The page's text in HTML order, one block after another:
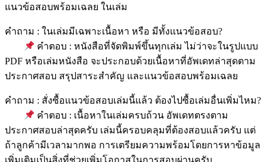
แนวข้อสอบพร้อมเฉลย ในเล่ม
คำถาม : ในเล่มมีเฉพาะเนื้อหา หรือ มีทั้งแนวข้อสอบ?
คำตอบ : หนังสือที่จัดพิมพ์ขึ้นทุกเล่ม ไม่ว่าจะในรูปแบบ
PDF หรือเล่มหนังสือ จะประกอบด้วยเนื้อหาที่อัพเดทล่าสุดตาม
ประกาศสอบ สรุปสาระสำคัญ และแนวข้อสอบพร้อมเฉลย
คำถาม : สั่งซื้อแนวข้อสอบเล่มนี้แล้ว ต้องไปซื้อเล่มอื่นเพิ่มไหม?
คำตอบ : เนื้อหาในเล่มครบถ้วน อัพเดทตรงตาม
ประกาศสอบล่าสุดครับ เล่มนี้ครอบคลุมที่ต้องสอบแล้วครับ แต่
ถ้าลูกค้ามีเวลามากพอ การเตรียมความพร้อมโดยการหาข้อมูล
เพิ่มเติมเป็นสิ่งที่ช่วยเพิ่มโอกาสในการสอบผ่านครับ